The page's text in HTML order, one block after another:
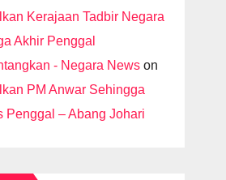
Kerajaan Tadbir Negara
Akhir Penggal
- Negara Newson
PM Anwar Sehingga
Penggal – Abang Johari